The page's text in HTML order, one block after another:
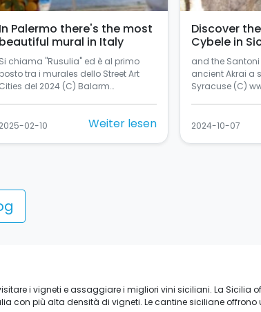
In Palermo there's the most
beautiful mural in Italy
Si chiama "Rusulia" ed è al primo
posto tra i murales dello Street Art
Cities del 2024 (C) Balarm…
2025-02-10 Weiter lesen
Discover
Cybele in
and the
ancient Akrai a
Syracuse (C)
2024-10-07
i vigneti e assaggiare i migliori vini siciliani. La Sicilia
con più alta densità di vigneti. Le cantine siciliane offrono